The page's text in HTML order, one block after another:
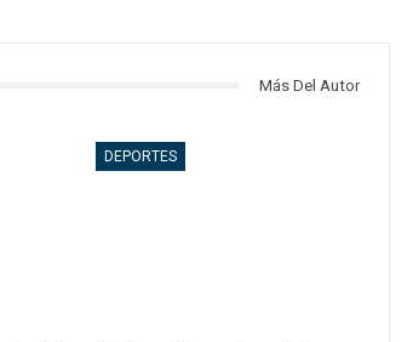
Más Del Autor
DEPORTES